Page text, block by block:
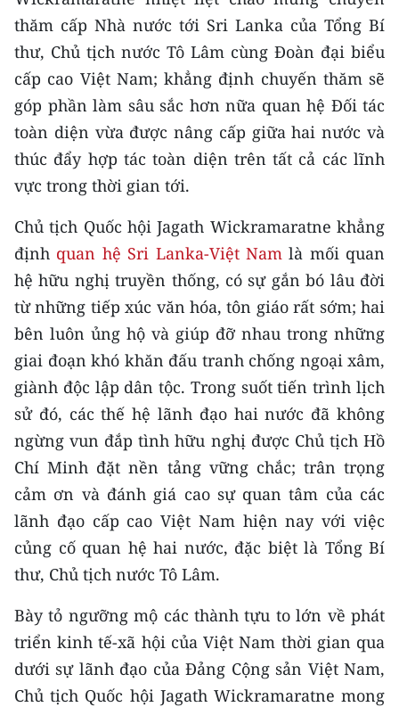
CHƯƠNG TRÌNH OCOP - MỖI XÃ
MỘT SẢN PHẨM
RADIO
MEDIA CENTER
E-Magazine
Media Chính trị
Media Kinh tế
Media Văn hóa
Media Xã hội
Media Pháp luật
Media Du lịch
Media Thế giới
Media Thể thao
Media Giáo dục
Media Khoa học - Công nghệ
Media Môi trường
thăm cấp Nhà nước tới Sri Lanka của Tổng Bí
thư, Chủ tịch nước Tô Lâm cùng Đoàn đại biểu
cấp cao Việt Nam; khẳng định chuyến thăm sẽ
góp phần làm sâu sắc hơn nữa quan hệ Đối tác
toàn diện vừa được nâng cấp giữa hai nước và
thúc đẩy hợp tác toàn diện trên tất cả các lĩnh
vực trong thời gian tới.
Chủ tịch Quốc hội Jagath Wickramaratne khẳng
định quan hệ Sri Lanka-Việt Namlà mối quan
hệ hữu nghị truyền thống, có sự gắn bó lâu đời
từ những tiếp xúc văn hóa, tôn giáo rất sớm; hai
bên luôn ủng hộ và giúp đỡ nhau trong những
giai đoạn khó khăn đấu tranh chống ngoại xâm,
giành độc lập dân tộc. Trong suốt tiến trình lịch
sử đó, các thế hệ lãnh đạo hai nước đã không
ngừng vun đắp tình hữu nghị được Chủ tịch Hồ
Chí Minh đặt nền tảng vững chắc; trân trọng
cảm ơn và đánh giá cao sự quan tâm của các
lãnh đạo cấp cao Việt Nam hiện nay với việc
củng cố quan hệ hai nước, đặc biệt là Tổng Bí
thư, Chủ tịch nước Tô Lâm.
Bày tỏ ngưỡng mộ các thành tựu to lớn về phát
triển kinh tế-xã hội của Việt Nam thời gian qua
dưới sự lãnh đạo của Đảng Cộng sản Việt Nam,
Chủ tịch Quốc hội Jagath Wickramaratne mong